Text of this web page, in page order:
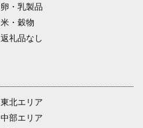
卵・乳製品
米・穀物
返礼品なし
東北エリア
中部エリア